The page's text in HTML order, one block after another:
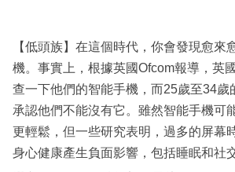
區
【低頭族】在這個時代，你會發現愈來
機。事實上，根據英國Ofcom報導，英
查一下他們的智能手機，而25歲至34歲
承認他們不能沒有它。雖然智能手機可
更輕鬆，但一些研究表明，過多的屏幕
身心健康產生負面影響，包括睡眠和社